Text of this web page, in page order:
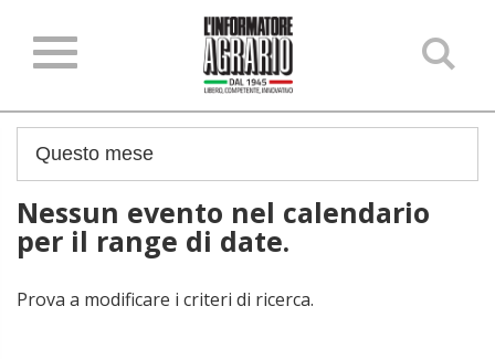
Nessun evento nel calendario
per il range di date.
Prova a modificare i criteri di ricerca.